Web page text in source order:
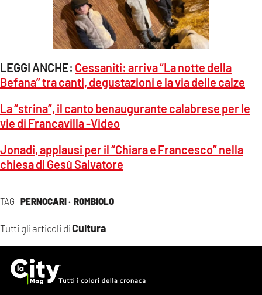
TAG PERNOCARI · ROMBIOLO
Tutti gli articoli diCultura
LEGGI ANCHE: Cessaniti: arriva “La notte della
Befana” tra canti, degustazioni e la via delle calze
La “strina”, il canto benaugurante calabrese per le
vie di Francavilla -Video
Jonadi, applausi per il “Chiara e Francesco” nella
chiesa di Gesù Salvatore